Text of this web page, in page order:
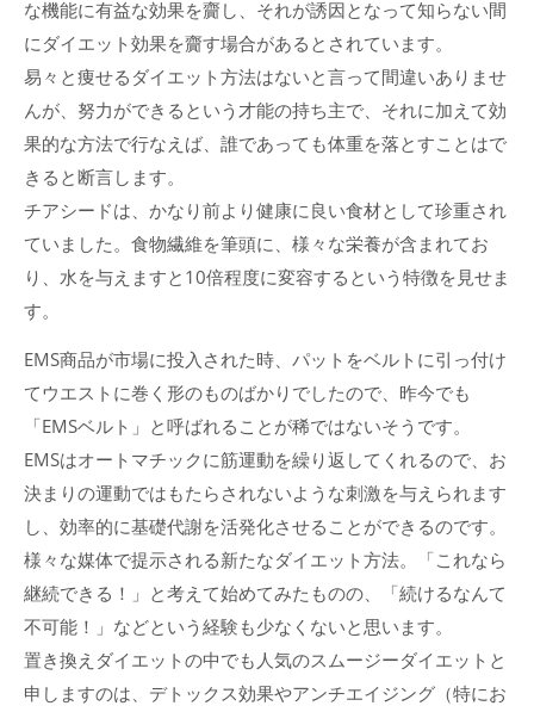
な機能に有益な効果を齎し、それが誘因となって知らない間
にダイエット効果を齎す場合があるとされています。
易々と痩せるダイエット方法はないと言って間違いありませ
んが、努力ができるという才能の持ち主で、それに加えて効
果的な方法で行なえば、誰であっても体重を落とすことはで
きると断言します。
チアシードは、かなり前より健康に良い食材として珍重され
ていました。食物繊維を筆頭に、様々な栄養が含まれてお
り、水を与えますと10倍程度に変容するという特徴を見せま
す。
EMS商品が市場に投入された時、パットをベルトに引っ付け
てウエストに巻く形のものばかりでしたので、昨今でも
「EMSベルト」と呼ばれることが稀ではないそうです。
EMSはオートマチックに筋運動を繰り返してくれるので、お
決まりの運動ではもたらされないような刺激を与えられます
し、効率的に基礎代謝を活発化させることができるのです。
様々な媒体で提示される新たなダイエット方法。「これなら
継続できる！」と考えて始めてみたものの、「続けるなんて
不可能！」などという経験も少なくないと思います。
置き換えダイエットの中でも人気のスムージーダイエットと
申しますのは、デトックス効果やアンチエイジング（特にお